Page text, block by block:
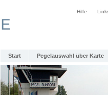
Hilfe
Start Pegelauswahl über Karte